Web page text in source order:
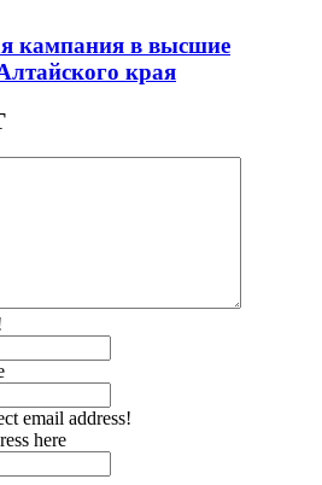
кампания в высшие
края
email address!
here